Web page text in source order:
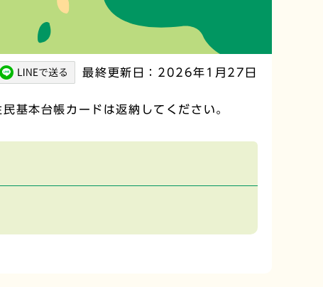
最終更新日：2026年1月27日
基本台帳カードは返納してください。